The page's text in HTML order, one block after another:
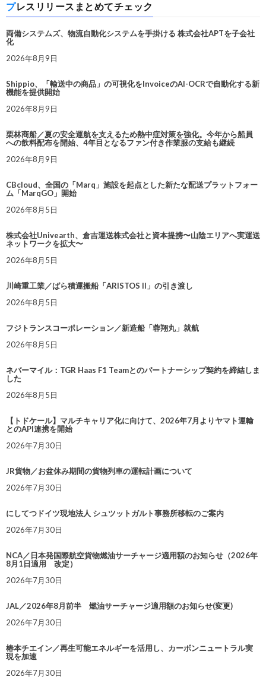
プレスリリースまとめてチェック
両備システムズ、物流自動化システムを手掛ける 株式会社APTを子会社
化
2026年8月9日
Shippio、「輸送中の商品」の可視化をInvoiceのAI-OCRで自動化する新
機能を提供開始
2026年8月9日
栗林商船／夏の安全運航を支えるため熱中症対策を強化。今年から船員
への飲料配布を開始、4年目となるファン付き作業服の支給も継続
2026年8月9日
CBcloud、全国の「Marq」施設を起点とした新たな配送プラットフォー
ム「MarqGO」開始
2026年8月5日
株式会社Univearth、倉吉運送株式会社と資本提携〜山陰エリアへ実運送
ネットワークを拡大〜
2026年8月5日
川崎重工業／ばら積運搬船「ARISTOS II」の引き渡し
2026年8月5日
フジトランスコーポレーション／新造船「蓉翔丸」就航
2026年8月5日
ネバーマイル：TGR Haas F1 Teamとのパートナーシップ契約を締結しま
した
2026年8月5日
【トドケール】マルチキャリア化に向けて、2026年7月よりヤマト運輸
とのAPI連携を開始
2026年7月30日
JR貨物／お盆休み期間の貨物列車の運転計画について
2026年7月30日
にしてつドイツ現地法人 シュツットガルト事務所移転のご案内
2026年7月30日
NCA／日本発国際航空貨物燃油サーチャージ適用額のお知らせ（2026年
8月1日適用 改定）
2026年7月30日
JAL／2026年8月前半 燃油サーチャージ適用額のお知らせ(変更)
2026年7月30日
椿本チエイン／再生可能エネルギーを活用し、カーボンニュートラル実
現を加速
2026年7月30日